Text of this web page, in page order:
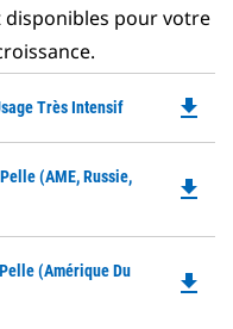
pour votre
Très Intensif file_download
(AME, Russie,
file_download
(Amérique Du
file_download